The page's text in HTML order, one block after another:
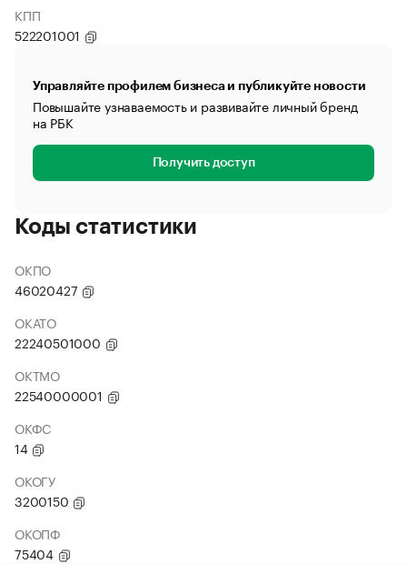
КПП
522201001
Управляйте профилем бизнеса и публикуйте новости
Повышайте узнаваемость и развивайте личный бренд
на РБК
Получить доступ
Коды статистики
ОКПО
46020427
ОКАТО
22240501000
ОКТМО
22540000001
ОКФС
14
ОКОГУ
3200150
ОКОПФ
75404